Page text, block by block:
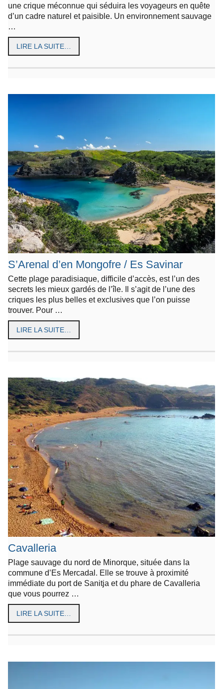
une crique méconnue qui séduira les voyageurs en quête
d’un cadre naturel et paisible. Un environnement sauvage
LIRE LA SUITE…
S’Arenal d’en Mongofre / Es Savinar
Cette plage paradisiaque, difficile d’accès, est l’un des
secrets les mieux gardés de l’île. Il s’agit de l’une des
criques les plus belles et exclusives que l’on puisse
trouver. Pour …
LIRE LA SUITE…
Cavalleria
Plage sauvage du nord de Minorque, située dans la
commune d’Es Mercadal. Elle se trouve à proximité
immédiate du port de Sanitja et du phare de Cavalleria
que vous pourrez …
LIRE LA SUITE…